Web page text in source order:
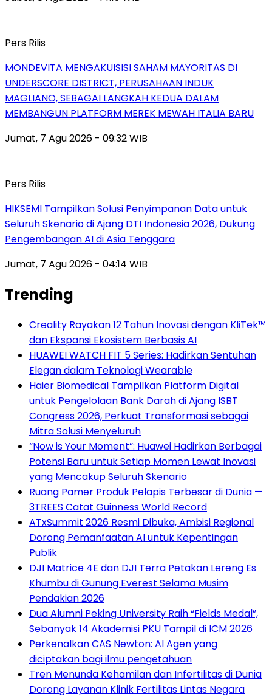
Pers Rilis
MONDEVITA MENGAKUISISI SAHAM MAYORITAS DI
UNDERSCORE DISTRICT, PERUSAHAAN INDUK
MAGLIANO, SEBAGAI LANGKAH KEDUA DALAM
MEMBANGUN PLATFORM MEREK MEWAH ITALIA BARU
Jumat, 7 Agu 2026 - 09:32 WIB
Pers Rilis
HIKSEMI Tampilkan Solusi Penyimpanan Data untuk
Seluruh Skenario di Ajang DTI Indonesia 2026, Dukung
Pengembangan AI di Asia Tenggara
Jumat, 7 Agu 2026 - 04:14 WIB
Trending
Creality Rayakan 12 Tahun Inovasi dengan KliTek™
dan Ekspansi Ekosistem Berbasis AI
HUAWEI WATCH FIT 5 Series: Hadirkan Sentuhan
Elegan dalam Teknologi Wearable
Haier Biomedical Tampilkan Platform Digital
untuk Pengelolaan Bank Darah di Ajang ISBT
Congress 2026, Perkuat Transformasi sebagai
Mitra Solusi Menyeluruh
“Now is Your Moment”: Huawei Hadirkan Berbagai
Potensi Baru untuk Setiap Momen Lewat Inovasi
yang Mencakup Seluruh Skenario
Ruang Pamer Produk Pelapis Terbesar di Dunia —
3TREES Catat Guinness World Record
ATxSummit 2026 Resmi Dibuka, Ambisi Regional
Dorong Pemanfaatan AI untuk Kepentingan
Publik
DJI Matrice 4E dan DJI Terra Petakan Lereng Es
Khumbu di Gunung Everest Selama Musim
Pendakian 2026
Dua Alumni Peking University Raih “Fields Medal”,
Sebanyak 14 Akademisi PKU Tampil di ICM 2026
Perkenalkan CAS Newton: AI Agen yang
diciptakan bagi ilmu pengetahuan
Tren Menunda Kehamilan dan Infertilitas di Dunia
Dorong Layanan Klinik Fertilitas Lintas Negara